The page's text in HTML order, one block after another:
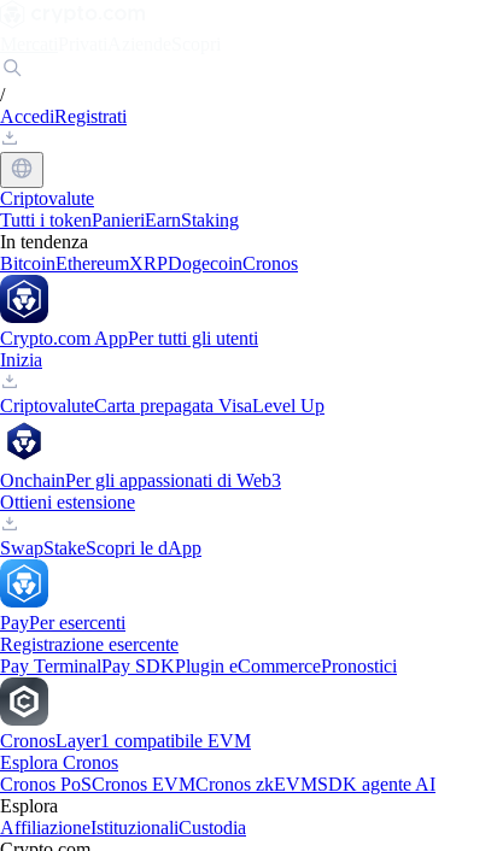
/
AccediRegistrati
Criptovalute
Tutti i tokenPanieriEarnStaking
In tendenza
BitcoinEthereumXRPDogecoinCronos
Crypto.com AppPer tutti gli utenti
Inizia
CriptovaluteCarta prepagata VisaLevel Up
OnchainPer gli appassionati di Web3
Ottieni estensione
SwapStakeScopri le dApp
PayPer esercenti
Registrazione esercente
Pay TerminalPay SDKPlugin eCommercePronostici
CronosLayer1 compatibile EVM
Esplora Cronos
Cronos PoSCronos EVMCronos zkEVMSDK agente AI
Esplora
AffiliazioneIstituzionaliCustodia